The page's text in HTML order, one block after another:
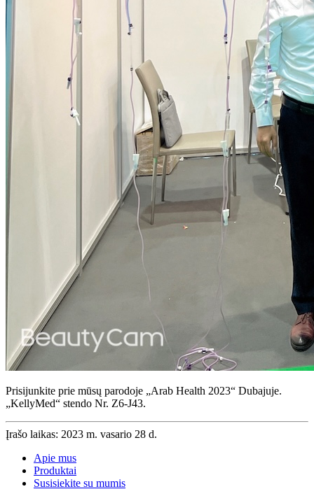
Prisijunkite prie mūsų parodoje „Arab Health 2023“ Dubajuje.
„KellyMed“ stendo Nr. Z6-J43.
Įrašo laikas: 2023 m. vasario 28 d.
Apie mus
Produktai
Susisiekite su mumis